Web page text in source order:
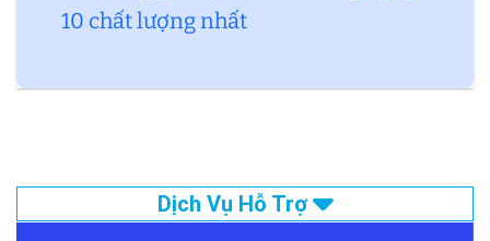
10 chất lượng nhất
Dịch Vụ Hỗ Trợ